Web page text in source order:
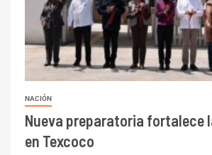
NACIÓN
Nueva preparatoria fortalece
en Texcoco